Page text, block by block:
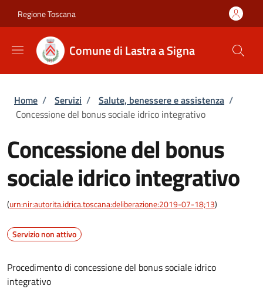
Regione Toscana
Comune di Lastra a Signa
Briciole di pane
Home / Servizi / Salute, benessere e assistenza /
Concessione del bonus sociale idrico integrativo
Concessione del bonus
sociale idrico integrativo
(urn:nir:autorita.idrica.toscana:deliberazione:2019-07-18;13)
Servizio non attivo
Procedimento di concessione del bonus sociale idrico
integrativo